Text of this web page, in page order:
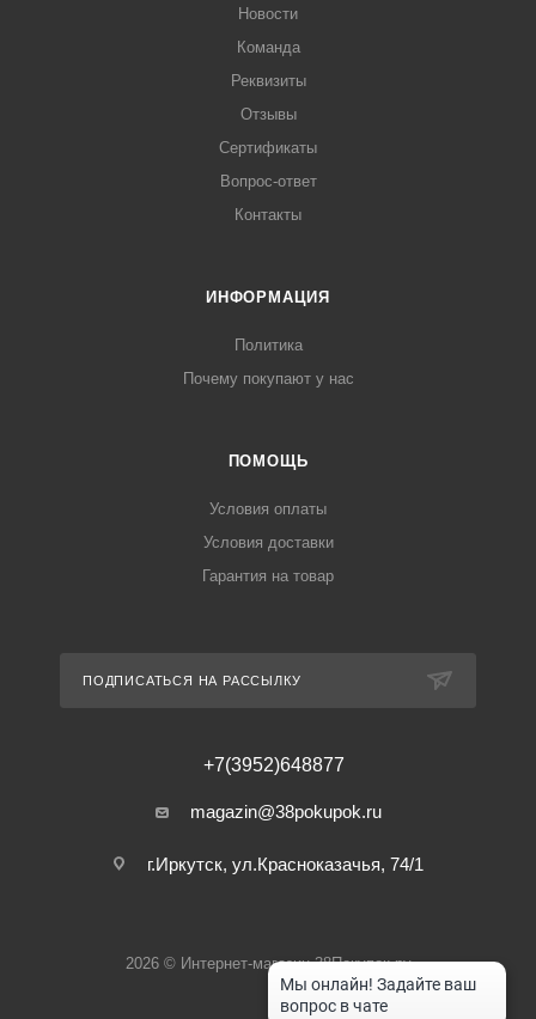
Новости
Команда
Реквизиты
Отзывы
Сертификаты
Вопрос-ответ
Контакты
ИНФОРМАЦИЯ
Политика
Почему покупают у нас
ПОМОЩЬ
Условия оплаты
Условия доставки
Гарантия на товар
ПОДПИСАТЬСЯ НА РАССЫЛКУ
+7(3952)648877
magazin@38pokupok.ru
г.Иркутск, ул.Красноказачья, 74/1
2026 © Интернет-магазин 38Покупок.ру